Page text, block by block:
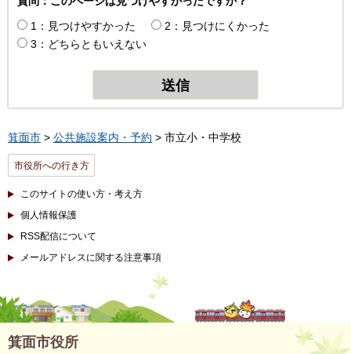
1：見つけやすかった
2：見つけにくかった
3：どちらともいえない
箕面市 > 公共施設案内・予約 > 市立小・中学校
市役所への行き方
このサイトの使い方・考え方
個人情報保護
RSS配信について
メールアドレスに関する注意事項
箕面市役所